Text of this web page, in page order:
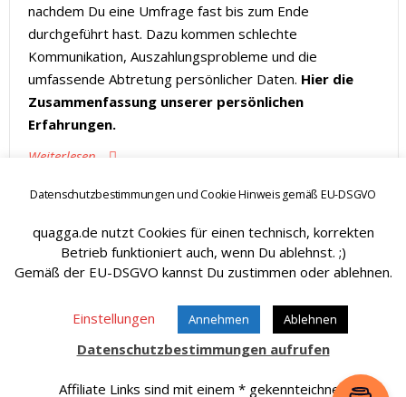
nachdem Du eine Umfrage fast bis zum Ende
durchgeführt hast. Dazu kommen schlechte
Kommunikation, Auszahlungsprobleme und die
umfassende Abtretung persönlicher Daten. Hier die
Zusammenfassung unserer persönlichen
Erfahrungen.
Weiterlesen
Hätt aber sein können - SissySorglos ;)
Datenschutzbestimmungen und Cookie Hinweis gemäß EU-DSGVO
quagga.de nutzt Cookies für einen technisch, korrekten
Betrieb funktioniert auch, wenn Du ablehnst. ;)
Gemäß der EU-DSGVO kannst Du zustimmen oder ablehnen.
Einstellungen Annehmen Ablehnen
Datenschutzbestimmungen aufrufen
Affiliate Links sind mit einem * gekennteichnet.